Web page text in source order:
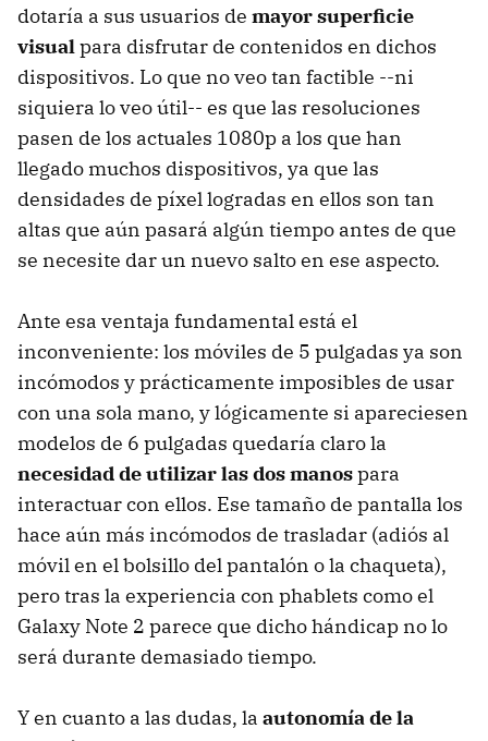
dotaría a sus usuarios de mayor superficie
visualpara disfrutar de contenidos en dichos
dispositivos. Lo que no veo tan factible --ni
siquiera lo veo útil-- es que las resoluciones
pasen de los actuales 1080p a los que han
llegado muchos dispositivos, ya que las
densidades de píxel logradas en ellos son tan
altas que aún pasará algún tiempo antes de que
se necesite dar un nuevo salto en ese aspecto.
Ante esa ventaja fundamental está el
inconveniente: los móviles de 5 pulgadas ya son
incómodos y prácticamente imposibles de usar
con una sola mano, y lógicamente si apareciesen
modelos de 6 pulgadas quedaría claro la
necesidad de utilizar las dos manospara
interactuar con ellos. Ese tamaño de pantalla los
hace aún más incómodos de trasladar (adiós al
móvil en el bolsillo del pantalón o la chaqueta),
pero tras la experiencia con phablets como el
Galaxy Note 2 parece que dicho hándicap no lo
será durante demasiado tiempo.
Y en cuanto a las dudas, la autonomía de la